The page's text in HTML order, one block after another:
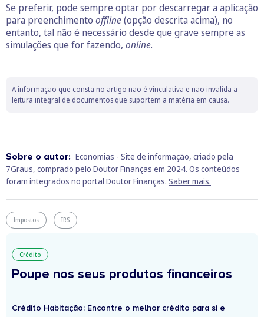
Se preferir, pode sempre optar por descarregar a aplicação
para preenchimento offline(opção descrita acima), no
entanto, tal não é necessário desde que grave sempre as
simulações que for fazendo, online.
A informação que consta no artigo não é vinculativa e não invalida a
leitura integral de documentos que suportem a matéria em causa.
Sobre o autor: Economias - Site de informação, criado pela
7Graus, comprado pelo Doutor Finanças em 2024. Os conteúdos
foram integrados no portal Doutor Finanças. Saber mais.
Impostos IRS
Crédito
Poupe nos seus produtos financeiros
Crédito Habitação: Encontre o melhor crédito para si e